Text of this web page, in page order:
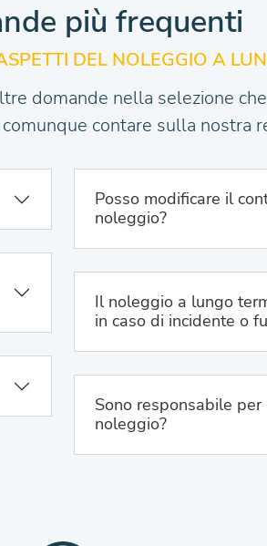
più frequenti
DEL NOLEGGIO A
domande nella selezione
contare sulla nostra
Posso modificare il
noleggio?
Il noleggio a lungo
in caso di incidente o
Sono responsabile
noleggio?